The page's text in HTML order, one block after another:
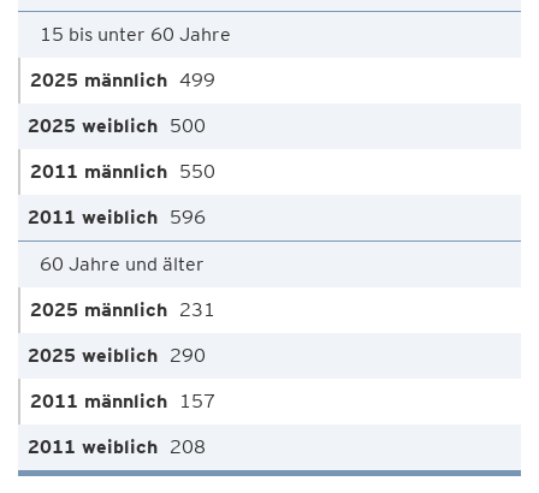
15 bis unter 60 Jahre
499
500
550
596
60 Jahre und älter
231
290
157
208